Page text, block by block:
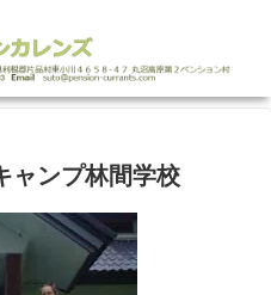
ャンプ林間学校